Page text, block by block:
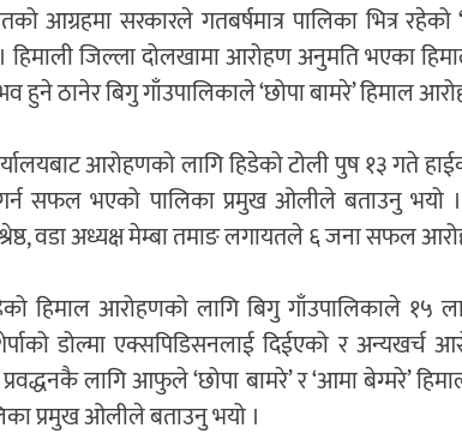
आग्रहमा सरकारले गतबर्षमात्र पालिका भित्र
जिल्ला दोलखामा आरोहण अनुमति भएका
हुने ठानेर बिगु गाँउपालिकाले ‘छोपा बामरे’ हिमाल
आरोहणको लागि हिडेको टोली पुष १३ गते
सफल भएको पालिका प्रमुख ओलीले बताउनु भयो ।
वडा अध्यक्ष मेम्बा तमाङ लगायतले ६ जना सफल
हिमाल आरोहणको लागि बिगु गाँउपालिकाले १५
डोल्मा एक्सपिडिसनलाई दिईएको र
लागि आफुले ‘छोपा बामरे’ र ‘आमा बेग्मरे’
प्रमुख ओलीले बताउनु भयो ।